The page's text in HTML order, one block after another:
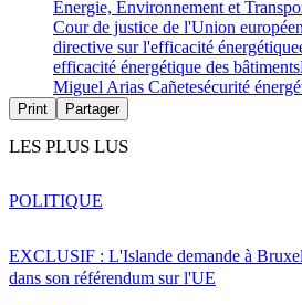
Energie, Environnement et
Cour de justice de l'Union
directive sur l'efficacité énergétique
efficacité énergétique des bâtiments
Miguel Arias Cañetesécurité
Print Partager
LES PLUS LUS
EXCLUSIF : L'Islande demande à
dans son référendum sur l'UE
POLITIQUE